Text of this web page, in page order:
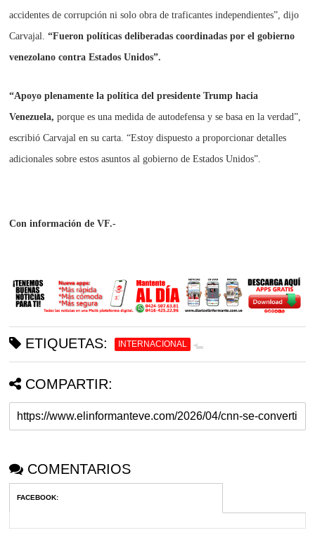
accidentes de corrupción ni solo obra de traficantes independientes”, dijo
Carvajal.“Fueron políticas deliberadas coordinadas por el gobierno
venezolano contra Estados Unidos”.
“Apoyo plenamente la política del presidente Trump hacia
Venezuela,porque es una medida de autodefensa y se basa en la verdad”,
escribió Carvajal en su carta. “Estoy dispuesto a proporcionar detalles
adicionales sobre estos asuntos al gobierno de Estados Unidos”.
Con información de VF.-
ETIQUETAS: INTERNACIONAL
COMPARTIR:
COMENTARIOS
FACEBOOK: